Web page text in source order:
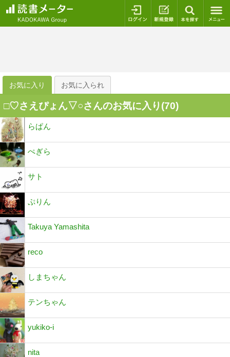
ログイン 新規登録
お気に入り お気に入られ
□♡さえぴょん▽○さんのお気に入り(70)
らぱん
ぺぎら
サト
ぷりん
Takuya Yamashita
reco
しまちゃん
テンちゃん
yukiko-i
nita